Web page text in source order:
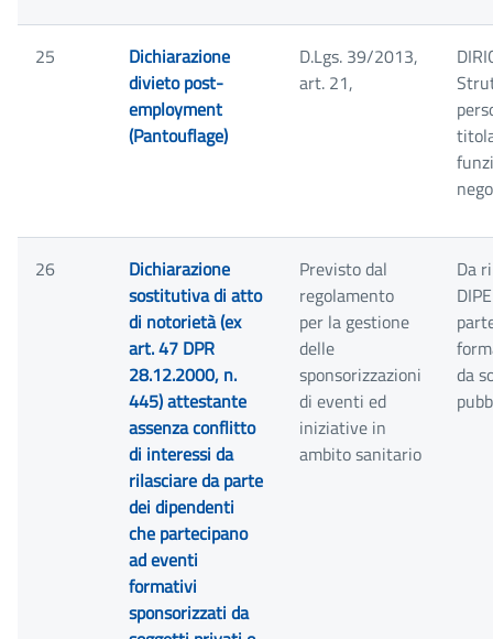
25
Dichiarazione
divieto post-
employment
(Pantouflage)
D.Lgs. 39/2013,
art. 21,
26
Dichiarazione
sostitutiva di atto
di notorietà (ex
art. 47 DPR
28.12.2000, n.
445) attestante
assenza conflitto
di interessi da
rilasciare da parte
dei dipendenti
che partecipano
ad eventi
formativi
sponsorizzati da
Previsto dal
regolamento
per la gestione
delle
sponsorizzazioni
di eventi ed
iniziative in
ambito sanitario
Da
da